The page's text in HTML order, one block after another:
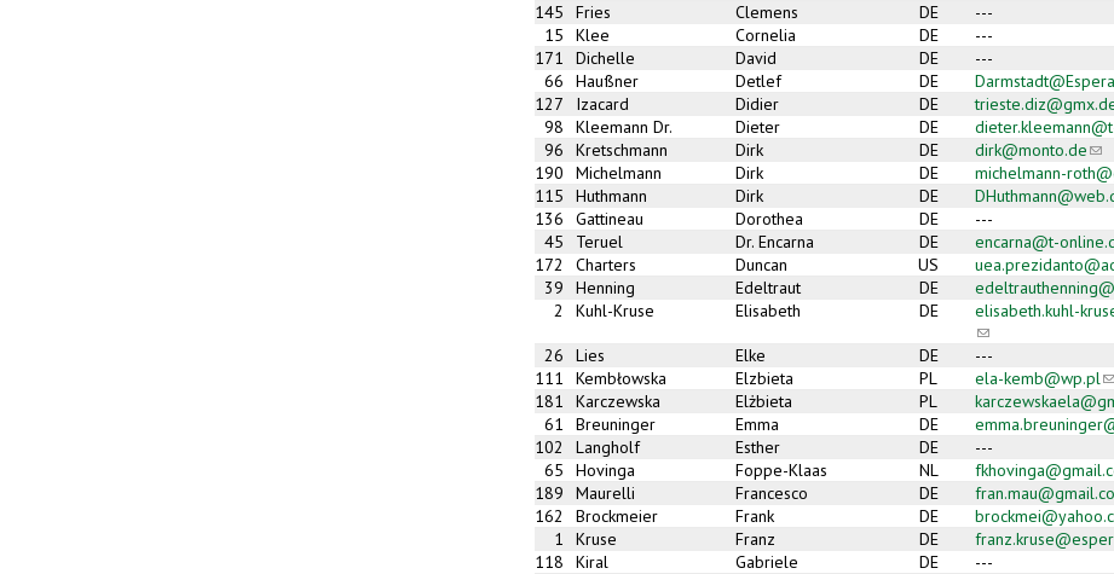
145
Fries Clemens DE ---
15
Klee Cornelia DE ---
171
Dichelle David DE ---
66
Haußner Detlef DE
127
Izacard Didier DE
98
Kleemann Dr. Dieter DE
96
Kretschmann Dirk DE dirk@monto.de
190
Michelmann Dirk DE michelmann-
115
Huthmann Dirk DE
136
Gattineau Dorothea DE ---
45
Teruel Dr. Encarna DE encarna@t-
172
Charters Duncan US
39
Henning Edeltraut DE
2
Kuhl-Kruse Elisabeth DE
elisabeth.kuhl-
(link sends e-mail)
26 Lies Elke DE ---
111
Kembłowska Elzbieta PL ela-kemb@wp.pl
181
Karczewska Elżbieta PL
61
Breuninger Emma DE
102
Langholf Esther DE ---
65
Hovinga Foppe-Klaas NL
189
Maurelli Francesco DE
162
Brockmeier Frank DE
1
Kruse Franz DE
118
Kiral Gabriele DE ---